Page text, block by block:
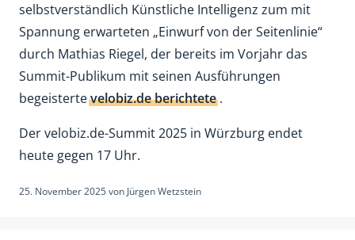
selbstverständlich Künstliche Intelligenz zum mit
Spannung erwarteten „Einwurf von der Seitenlinie“
durch Mathias Riegel, der bereits im Vorjahr das
Summit-Publikum mit seinen Ausführungen
begeistertevelobiz.de berichtete.
Der velobiz.de-Summit 2025 in Würzburg endet
heute gegen 17 Uhr.
25. November 2025von Jürgen Wetzstein